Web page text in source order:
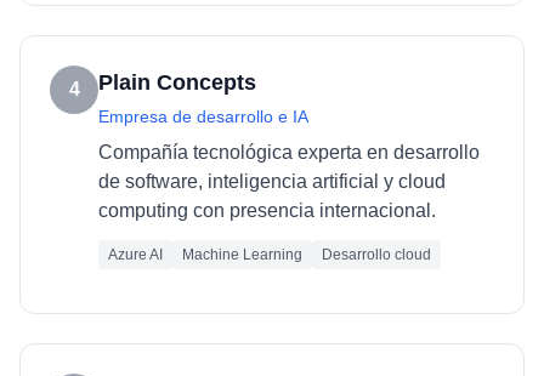
4 Plain Concepts
Empresa de desarrollo e IA
Compañía tecnológica experta en desarrollo
de software, inteligencia artificial y cloud
computing con presencia internacional.
Azure AI Machine Learning Desarrollo cloud